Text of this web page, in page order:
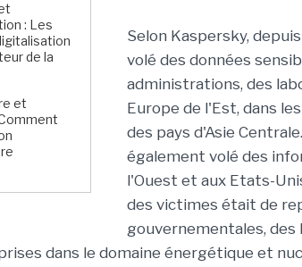
: Les
de la
et
Selon Kaspersky,
volé des données
administrations, des
Europe de l'Est, dans
des pays d'Asie
également volé des
l'Ouest et aux Etats-
des victimes était de
gouvernementales, des
dans le domaine énergétique et